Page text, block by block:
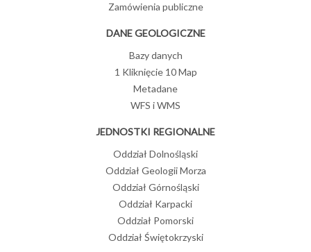
Zamówienia publiczne
DANE GEOLOGICZNE
Bazy danych
1 Kliknięcie 10 Map
Metadane
WFS i WMS
JEDNOSTKI REGIONALNE
Oddział Dolnośląski
Oddział Geologii Morza
Oddział Górnośląski
Oddział Karpacki
Oddział Pomorski
Oddział Świętokrzyski